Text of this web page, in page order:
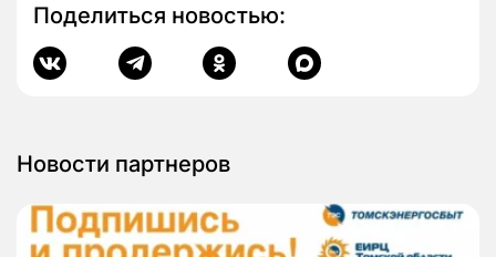
Поделиться новостью:
Новости партнеров